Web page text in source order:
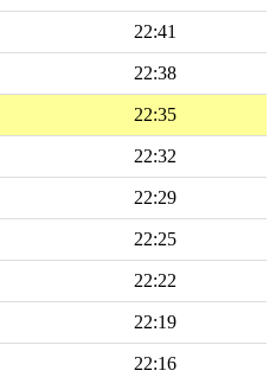
22:41
22:38
22:35
22:32
22:29
22:25
22:22
22:19
22:16